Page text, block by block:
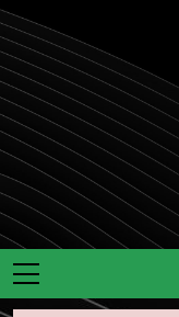
Skip
to
content